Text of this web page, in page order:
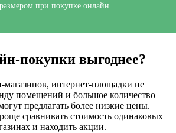
при покупке онлайн
покупки выгоднее?
интернет-площадки не
помещений и большое количество
предлагать более низкие цены.
сравнивать стоимость одинаковых
и находить акции.